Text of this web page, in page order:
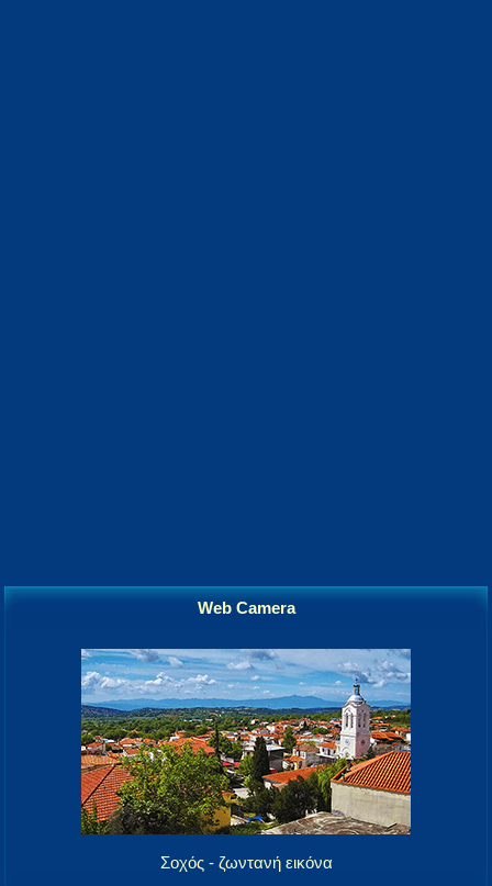
Web Camera
Σοχός - ζωντανή εικόνα